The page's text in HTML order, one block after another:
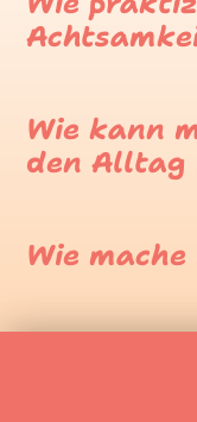
Wie kann
den Alltag
Wie